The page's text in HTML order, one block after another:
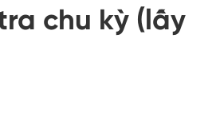
chu kỳ (lấy